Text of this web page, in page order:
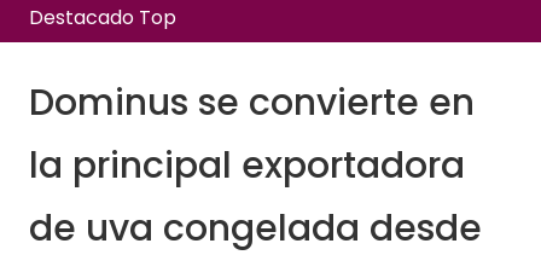
Destacado Top
Dominus se convierte en
la principal exportadora
de uva congelada desde